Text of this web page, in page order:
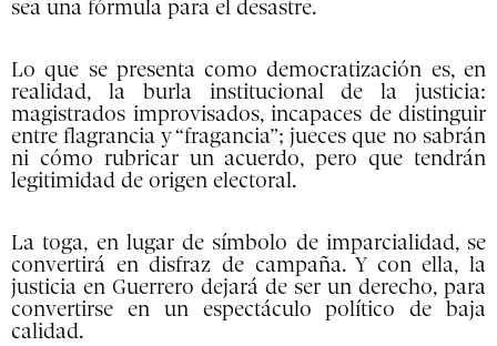
sea una fórmula para el desastre.
Lo que se presenta como democratización es, en
realidad, la burla institucional de la justicia:
magistrados improvisados, incapaces de distinguir
entre flagrancia y “fragancia”; jueces que no sabrán
ni cómo rubricar un acuerdo, pero que tendrán
legitimidad de origen electoral.
La toga, en lugar de símbolo de imparcialidad, se
convertirá en disfraz de campaña. Y con ella, la
justicia en Guerrero dejará de ser un derecho, para
convertirse en un espectáculo político de baja
calidad.